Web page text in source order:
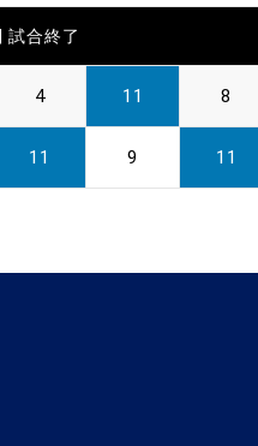
試合終了
4 11 8
11 9 11